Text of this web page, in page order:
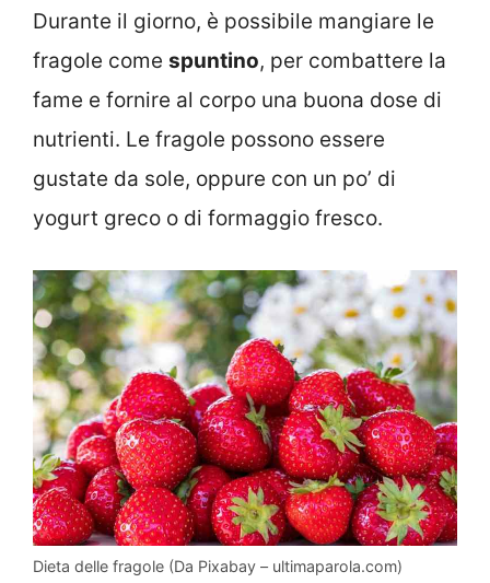
Durante il giorno, è possibile mangiare le
fragole come spuntino, per combattere la
fame e fornire al corpo una buona dose di
nutrienti. Le fragole possono essere
gustate da sole, oppure con un po’ di
yogurt greco o di formaggio fresco.
Dieta delle fragole (Da Pixabay – ultimaparola.com)